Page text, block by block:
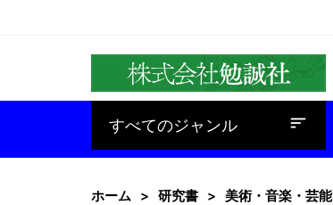
すべてのジャンル
baseline_sort
ホーム 研究書 美術・音楽・芸能